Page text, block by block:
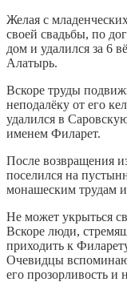
Желая с
своей свадьбы, по
дом и удалился за 6
Алатырь.
Вскоре труды
неподалёку от его
удалился в
именем Филарет.
После возвращения
поселился на
монашеским трудам
Не может укрыться
Вскоре люди,
приходить к
Очевидцы
его прозорливость и